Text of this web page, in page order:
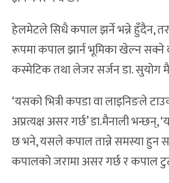
हेलमेटले सिधै कपाल झर्ने भन्ने हुँदैन,
रूपमा कपाल झार्न भूमिका खेल्न सक्ने
कस्मेटिक तथा लेजर सर्जन डा. सुयोग
‘यसको भित्री कपडा वा लाइनिङले
अप्रत्यक्ष असर गर्छ’ डा.मैनाली भन्छन्,
छ भने, यसले कपाल तान्ने समस्या
कपालको जरामा असर गर्छ र कपाल